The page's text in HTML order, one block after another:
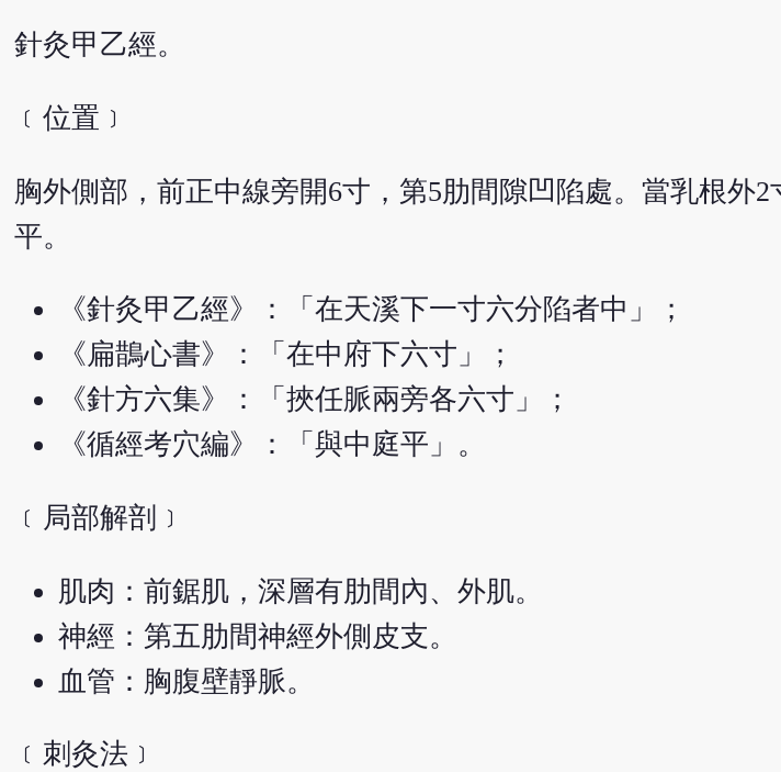
針灸甲乙經。
﹝位置﹞
胸外側部，前正中線旁開6寸，第5肋間隙凹陷處。當乳根外2
平。
《針灸甲乙經》：「在天溪下一寸六分陷者中」；
《扁鵲心書》：「在中府下六寸」；
《針方六集》：「挾任脈兩旁各六寸」；
《循經考穴編》：「與中庭平」。
﹝局部解剖﹞
肌肉：前鋸肌，深層有肋間內、外肌。
神經：第五肋間神經外側皮支。
血管：胸腹壁靜脈。
﹝刺灸法﹞